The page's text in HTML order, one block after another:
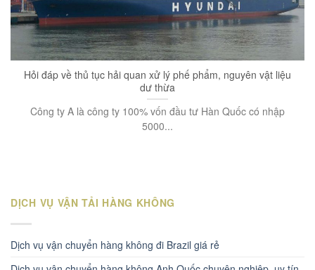
Hỏi đáp về thủ tục hải quan xử lý phế phẩm, nguyên vật liệu
dư thừa
Công ty A là công ty 100% vốn đầu tư Hàn Quốc có nhập
5000...
DỊCH VỤ VẬN TẢI HÀNG KHÔNG
Dịch vụ vận chuyển hàng không đi Brazil giá rẻ